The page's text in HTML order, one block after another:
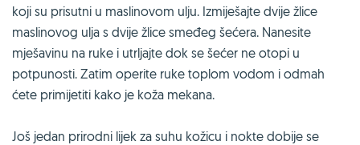
koji su prisutni u maslinovom ulju. Izmiješajte dvije žlice
maslinovog ulja s dvije žlice smeđeg šećera. Nanesite
mješavinu na ruke i utrljajte dok se šećer ne otopi u
potpunosti. Zatim operite ruke toplom vodom i odmah
ćete primijetiti kako je koža mekana.
Još jedan prirodni lijek za suhu kožicu i nokte dobije se